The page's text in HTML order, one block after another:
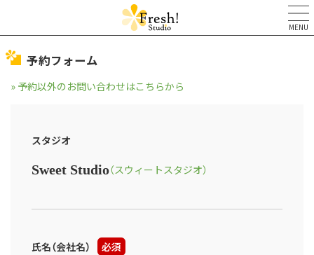
MENU
予約フォーム
» 予約以外のお問い合わせはこちらから
スタジオ
Sweet Studio（スウィートスタジオ）
氏名（会社名） 必須